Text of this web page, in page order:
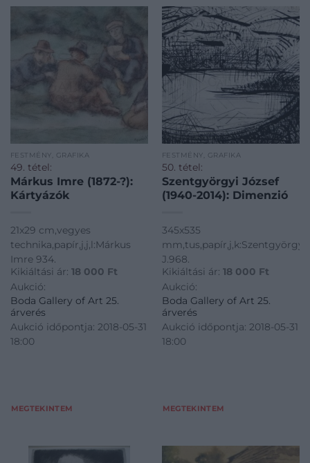
FESTMÉNY, GRAFIKA
49. tétel:
Márkus Imre (1872-?):
Kártyázók
21x29 cm,vegyes
technika,papír,j,j,l:Márkus
Imre 934.
Kikiáltási ár: 18 000 Ft
Aukció:
Boda Gallery of Art 25.
árverés
Aukció időpontja: 2018-05-31
18:00
MEGTEKINTEM
FESTMÉNY, GRAFIKA
50. tétel:
Szentgyörgyi József
(1940-2014): Dimenzió
345x535
mm,tus,papír,j,k:Szentgyörgyi
J.968.
Kikiáltási ár: 18 000 Ft
Aukció:
Boda Gallery of Art 25.
árverés
Aukció időpontja: 2018-05-31
18:00
MEGTEKINTEM